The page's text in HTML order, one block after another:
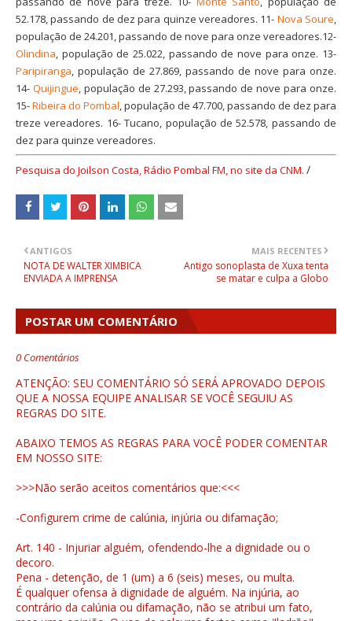
52.178, passando de dez para quinze vereadores. 11- Nova Soure,
população de 24.201, passando de nove para onze vereadores.12-
Olindina, população de 25.022, passando de nove para onze. 13-
Paripiranga, população de 27.869, passando de nove para onze.
14- Quijingue, população de 27.293, passando de nove para onze.
15-Ribeira do Pombal, população de 47.700, passando de dez para
treze vereadores. 16- Tucano, população de 52.578, passando de
dez para quinze vereadores.
Pesquisa do Joilson Costa, Rádio Pombal FM, no site da CNM. /
MAIS RECENTES
Antigo sonoplasta de Xuxa tenta
se matar e culpa a Globo
ANTIGOS
NOTA DE WALTER XIMBICA
ENVIADA A IMPRENSA
POSTAR UM COMENTÁRIO
0 Comentários
ATENÇÃO: SEU COMENTÁRIO SÓ SERÁ APROVADO DEPOIS
QUE A NOSSA EQUIPE ANALISAR SE VOCÊ SEGUIU AS
REGRAS DO SITE.
ABAIXO TEMOS AS REGRAS PARA VOCÊ PODER COMENTAR
EM NOSSO SITE:
>>>Não serão aceitos comentários que:<<<
-Configurem crime de calúnia, injúria ou difamação;
Art. 140 - Injuriar alguém, ofendendo-lhe a dignidade ou o
decoro.
Pena - detenção, de 1 (um) a 6 (seis) meses, ou multa.
É qualquer ofensa à dignidade de alguém. Na injúria, ao
contrário da calúnia ou difamação, não se atribui um fato,